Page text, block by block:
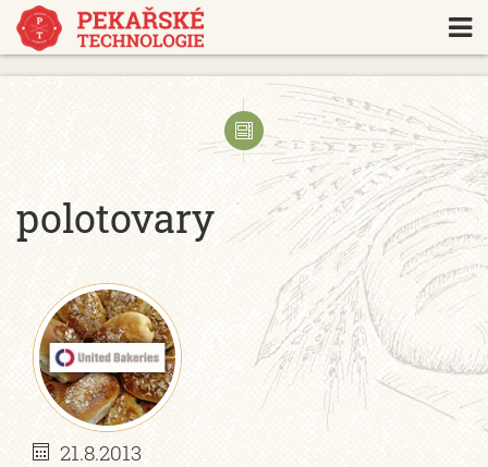
https://www.traditionrolex.com/18
polotovary
21.8.2013